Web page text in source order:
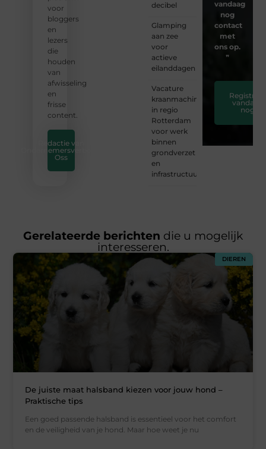
voor
bloggers
en
lezers
die
houden
van
afwisseling
en
frisse
content.
Redactie van
Ondernemersverbond
Oss
decibel
Glamping
aan zee
voor
actieve
eilanddagen
Vacature
kraanmachinist
in regio
Rotterdam
voor werk
binnen
grondverzet
en
infrastructuur
vandaag
nog
contact
met
ons op.
❞
Registreer
vandaag
nog
Gerelateerde berichten die u mogelijk
interesseren.
DIEREN
De juiste maat halsband kiezen voor jouw hond –
Praktische tips
Een goed passende halsband is essentieel voor het comfort
en de veiligheid van je hond. Maar hoe weet je nu